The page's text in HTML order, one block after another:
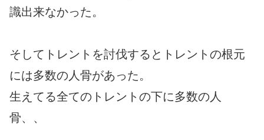
識出来なかった。
そしてトレントを討伐するとトレントの根元
には多数の人骨があった。
生えてる全てのトレントの下に多数の人
骨、、